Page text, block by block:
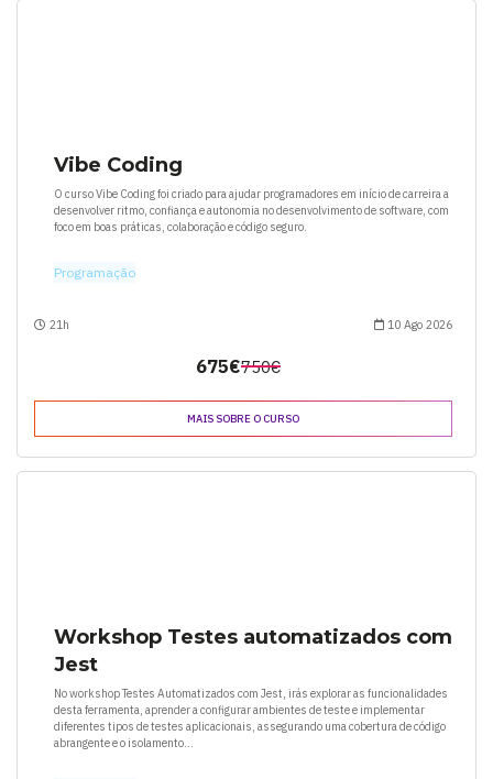
Vibe Coding
O curso Vibe Coding foi criado para ajudar programadores em início de carreira a
desenvolver ritmo, confiança e autonomia no desenvolvimento de software, com
foco em boas práticas, colaboração e código seguro.
Programação
21h 10 Ago 2026
750€
675€
MAIS SOBRE O CURSO
Workshop Testes automatizados com
Jest
No workshop Testes Automatizados com Jest, irás explorar as funcionalidades
desta ferramenta, aprender a configurar ambientes de teste e implementar
diferentes tipos de testes aplicacionais, assegurando uma cobertura de código
abrangente e o isolamento...